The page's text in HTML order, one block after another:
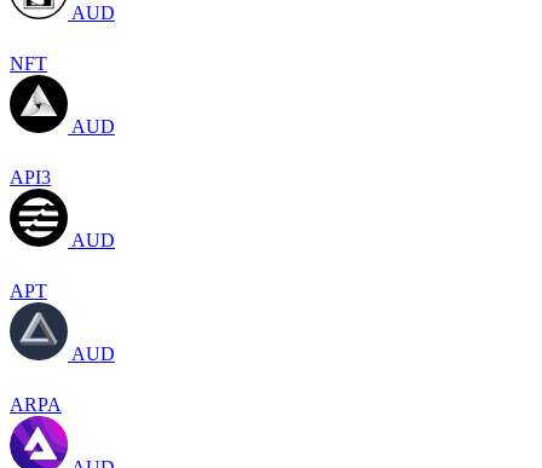
AUD
NFT
AUD
API3
AUD
APT
AUD
ARPA